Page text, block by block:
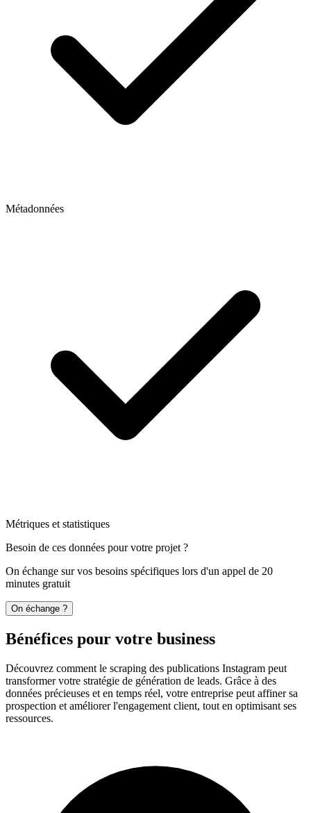
Métadonnées
Métriques et statistiques
Besoin de ces données pour votre projet ?
On échange sur vos besoins spécifiques lors d'un appel de 20
minutes gratuit
On échange ?
Bénéfices pour votre business
Découvrez comment le scraping des publications Instagram peut
transformer votre stratégie de génération de leads. Grâce à des
données précieuses et en temps réel, votre entreprise peut affiner sa
prospection et améliorer l'engagement client, tout en optimisant ses
ressources.